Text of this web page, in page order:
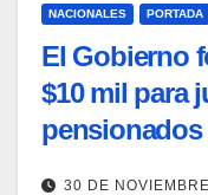
NACIONALES PORTADA
El Gobierno
$10 mil para
pensionados
30 DE